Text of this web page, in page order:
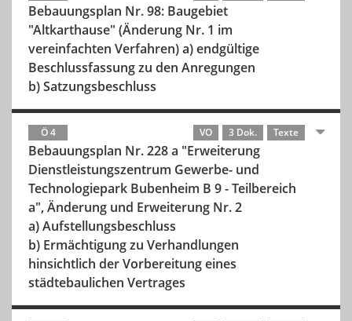
Bebauungsplan Nr. 98: Baugebiet
"Altkarthause" (Änderung Nr. 1 im
vereinfachten Verfahren) a) endgültige
Beschlussfassung zu den Anregungen
b) Satzungsbeschluss
Ö 4 VO 3 Dok. Texte
Bebauungsplan Nr. 228 a "Erweiterung
Dienstleistungszentrum Gewerbe- und
Technologiepark Bubenheim B 9 - Teilbereich
a", Änderung und Erweiterung Nr. 2
a) Aufstellungsbeschluss
b) Ermächtigung zu Verhandlungen
hinsichtlich der Vorbereitung eines
städtebaulichen Vertrages